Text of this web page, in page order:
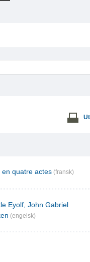
quatre actes (fransk)
Eyolf, John Gabriel
(engelsk)